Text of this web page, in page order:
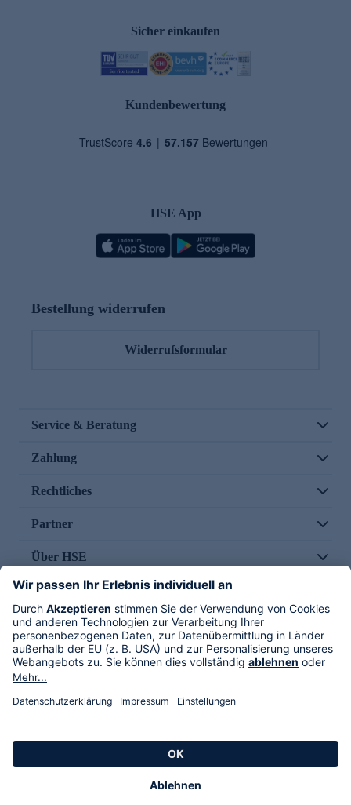
Sicher einkaufen
Kundenbewertung
HSE App
Bestellung widerrufen
Widerrufsformular
Service & Beratung
Zahlung
Rechtliches
Partner
Über HSE
Im TV
HSE International